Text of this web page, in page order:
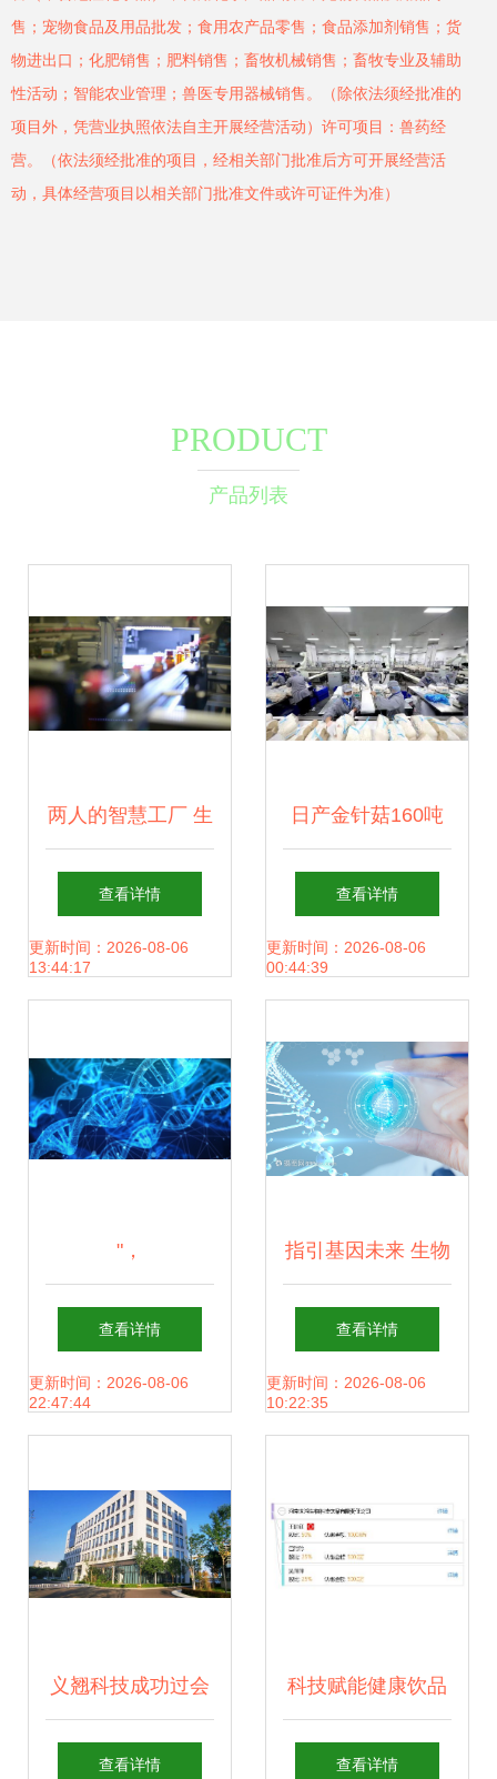
售；宠物食品及用品批发；食用农产品零售；食品添加剂销售；货
物进出口；化肥销售；肥料销售；畜牧机械销售；畜牧专业及辅助
性活动；智能农业管理；兽医专用器械销售。（除依法须经批准的
项目外，凭营业执照依法自主开展经营活动）许可项目：兽药经
营。（依法须经批准的项目，经相关部门批准后方可开展经营活
动，具体经营项目以相关部门批准文件或许可证件为准）
PRODUCT
产品列表
两人的智慧工厂 生
物科技重塑制造业
未来
查看详情
更新时间：2026-08-06
13:44:17
日产金针菇160吨
邹城小蘑菇撑起群
众致富伞丨高质量
技
查看详情
更新时间：2026-08-06
00:44:39
"，
查看详情
更新时间：2026-08-06
22:47:44
指引基因未来 生物
科技的前沿探索与
伦理思考
查看详情
更新时间：2026-08-06
10:22:35
义翘科技成功过会
剑指生物试剂领域
查看详情
科技赋能健康饮品
河南世鸿生物科技
查看详情